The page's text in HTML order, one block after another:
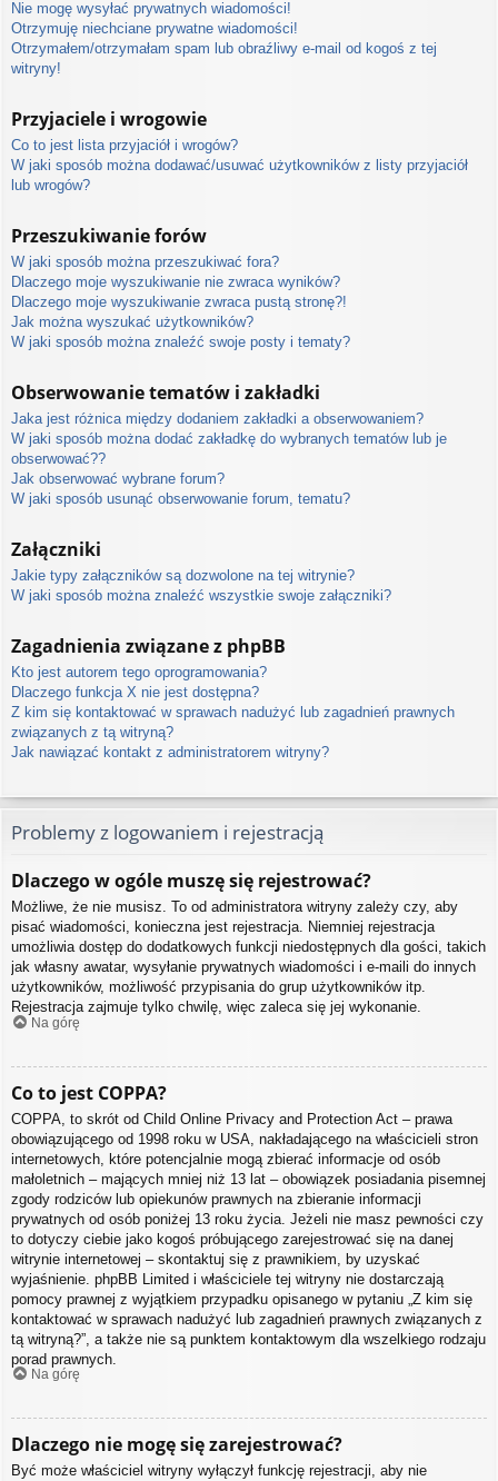
Nie mogę wysyłać prywatnych wiadomości!
Otrzymuję niechciane prywatne wiadomości!
Otrzymałem/otrzymałam spam lub obraźliwy e-mail od kogoś z tej
witryny!
Przyjaciele i wrogowie
Co to jest lista przyjaciół i wrogów?
W jaki sposób można dodawać/usuwać użytkowników z listy przyjaciół
lub wrogów?
Przeszukiwanie forów
W jaki sposób można przeszukiwać fora?
Dlaczego moje wyszukiwanie nie zwraca wyników?
Dlaczego moje wyszukiwanie zwraca pustą stronę?!
Jak można wyszukać użytkowników?
W jaki sposób można znaleźć swoje posty i tematy?
Obserwowanie tematów i zakładki
Jaka jest różnica między dodaniem zakładki a obserwowaniem?
W jaki sposób można dodać zakładkę do wybranych tematów lub je
obserwować??
Jak obserwować wybrane forum?
W jaki sposób usunąć obserwowanie forum, tematu?
Załączniki
Jakie typy załączników są dozwolone na tej witrynie?
W jaki sposób można znaleźć wszystkie swoje załączniki?
Zagadnienia związane z phpBB
Kto jest autorem tego oprogramowania?
Dlaczego funkcja X nie jest dostępna?
Z kim się kontaktować w sprawach nadużyć lub zagadnień prawnych
związanych z tą witryną?
Jak nawiązać kontakt z administratorem witryny?
Problemy z logowaniem i rejestracją
Dlaczego w ogóle muszę się rejestrować?
Możliwe, że nie musisz. To od administratora witryny zależy czy, aby
pisać wiadomości, konieczna jest rejestracja. Niemniej rejestracja
umożliwia dostęp do dodatkowych funkcji niedostępnych dla gości, takich
jak własny awatar, wysyłanie prywatnych wiadomości i e-maili do innych
użytkowników, możliwość przypisania do grup użytkowników itp.
Rejestracja zajmuje tylko chwilę, więc zaleca się jej wykonanie.
Na górę
Co to jest COPPA?
COPPA, to skrót od Child Online Privacy and Protection Act – prawa
obowiązującego od 1998 roku w USA, nakładającego na właścicieli stron
internetowych, które potencjalnie mogą zbierać informacje od osób
małoletnich – mających mniej niż 13 lat – obowiązek posiadania pisemnej
zgody rodziców lub opiekunów prawnych na zbieranie informacji
prywatnych od osób poniżej 13 roku życia. Jeżeli nie masz pewności czy
to dotyczy ciebie jako kogoś próbującego zarejestrować się na danej
witrynie internetowej – skontaktuj się z prawnikiem, by uzyskać
wyjaśnienie. phpBB Limited i właściciele tej witryny nie dostarczają
pomocy prawnej z wyjątkiem przypadku opisanego w pytaniu „Z kim się
kontaktować w sprawach nadużyć lub zagadnień prawnych związanych z
tą witryną?”, a także nie są punktem kontaktowym dla wszelkiego rodzaju
porad prawnych.
Na górę
Dlaczego nie mogę się zarejestrować?
Być może właściciel witryny wyłączył funkcję rejestracji, aby nie